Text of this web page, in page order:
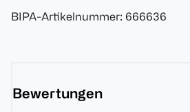
BIPA-Artikelnummer: 666636
Bewertungen